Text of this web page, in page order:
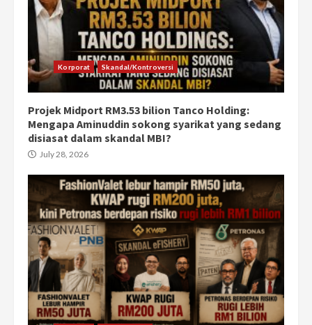
Korporat Skandal/Kontroversi
Projek Midport RM3.53 bilion Tanco Holding:
Mengapa Aminuddin sokong syarikat yang sedang
disiasat dalam skandal MBI?
July 28, 2026